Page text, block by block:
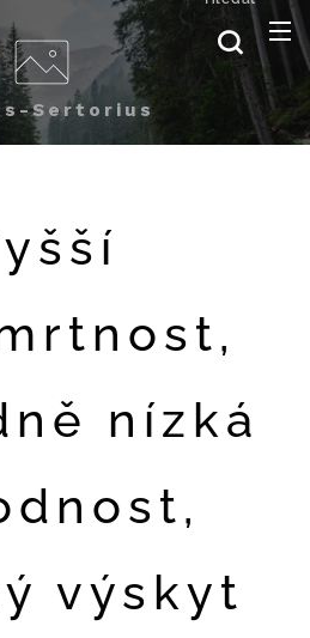
Sertorius
nízká
výskyt